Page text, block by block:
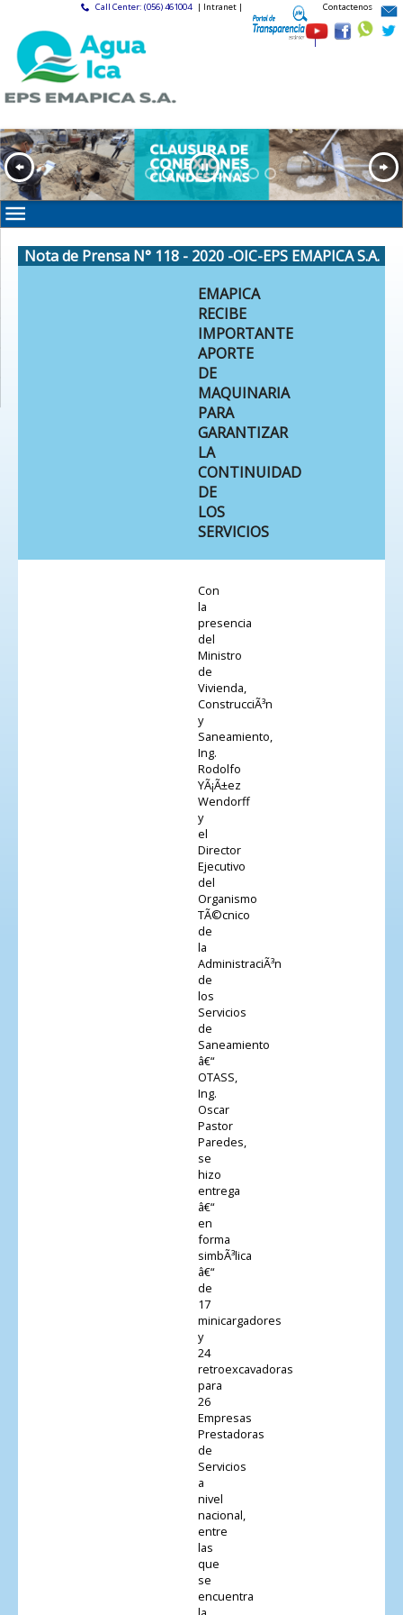
Call Center: (056) 461004 | Intranet |
|
Contactenos
Nota de Prensa N° 118 - 2020 -OIC-EPS EMAPICA S.A.
EMAPICA
RECIBE
IMPORTANTE
APORTE
DE
MAQUINARIA
PARA
GARANTIZAR
LA
CONTINUIDAD
DE
LOS
SERVICIOS
Con
la
presencia
del
Ministro
de
Vivienda,
ConstrucciÃ³n
y
Saneamiento,
Ing.
Rodolfo
YÃ¡Ã±ez
Wendorff
y
el
Director
Ejecutivo
del
Organismo
TÃ©cnico
de
la
AdministraciÃ³n
de
los
Servicios
de
Saneamiento
â€“
OTASS,
Ing.
Oscar
Pastor
Paredes,
se
hizo
entrega
â€“
en
forma
simbÃ³lica
â€“
de
17
minicargadores
y
24
retroexcavadoras
para
26
Empresas
Prestadoras
de
Servicios
a
nivel
nacional,
entre
las
que
se
encuentra